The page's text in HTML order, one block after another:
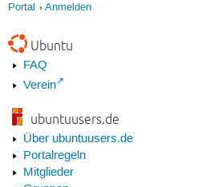
Portal Anmelden
Ubuntu
FAQ
Verein
ubuntuusers.de
Über ubuntuusers.de
Portalregeln
Mitglieder